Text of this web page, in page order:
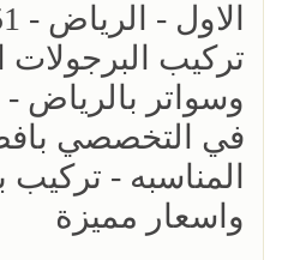
تركيب البرجولات
وسواتر
في التخصصي
المناسبه - تركيب
واسعار مميزة